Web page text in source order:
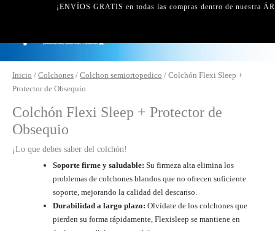
¡ENVÍOS GRATIS en todas las compras dentro de nuestra
Inicio / Colchones / Colchon semiortopedico / Colchón Flexi Sleep +
Protector de Obsequio
Colchón Flexi Sleep + Protector de
Obsequio
¡Lo que debes saber del colchón!
Soporte firme y saludable: Su firmeza alta elimina los
problemas de colchones blandos que no ofrecen suficiente
soporte, mejorando la calidad del descanso.
Durabilidad a largo plazo: Olvídate de los colchones que
pierden su forma rápidamente, Flexisleep se mantiene en
Colchón
Flexi
+
Protector
Obsequio